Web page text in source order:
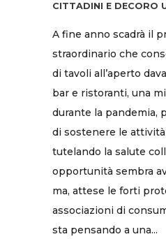
CITTADINI E DECORO
A fine anno scadrà il
straordinario che
di tavoli all’aperto
bar e ristoranti, una
durante la pandemia,
di sostenere le
tutelando la salute
opportunità sembra
ma, attese le forti
associazioni di
sta pensando a una...